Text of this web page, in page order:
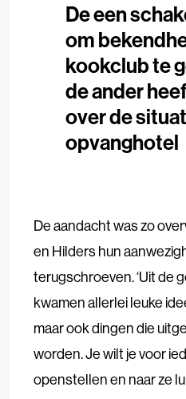
De een
om
kookclub te
de ander
over de
opvanghotel
De aandacht was zo
en Hilders hun
terugschroeven. ‘Uit de
kwamen allerlei leuke
maar ook dingen die
worden. Je wilt je voor
openstellen en naar ze